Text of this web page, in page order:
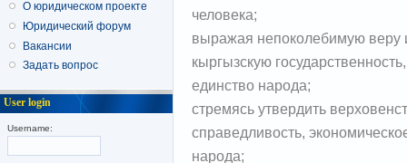
человека;
выражая непоколебимую веру
кыргызскую
единство народа;
стремясь утвердить
справедливость,
народа;
О юридическом проекте
Юридический форум
Вакансии
Задать вопрос
User login
Username: